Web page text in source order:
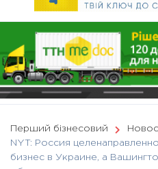
Перший бізнесовий
NYT: Россия
бизнес в Украине, а